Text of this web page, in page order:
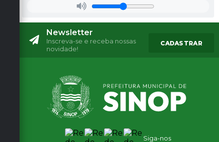
Newsletter
Inscreva-se e receba nossas
novidade!
CADASTRAR
Siga-nos